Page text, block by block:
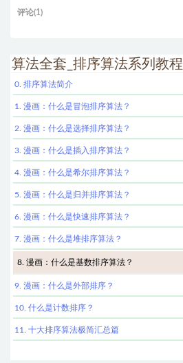
评论(1)
算法全套_排序算法系列教程
0. 排序算法简介
1. 漫画：什么是冒泡排序算法？
2. 漫画：什么是选择排序算法？
3. 漫画：什么是插入排序算法？
4. 漫画：什么是希尔排序算法？
5. 漫画：什么是归并排序算法？
6. 漫画：什么是快速排序算法？
7. 漫画：什么是堆排序算法？
8. 漫画：什么是基数排序算法？
9. 漫画：什么是外部排序？
10. 什么是计数排序？
11. 十大排序算法极简汇总篇